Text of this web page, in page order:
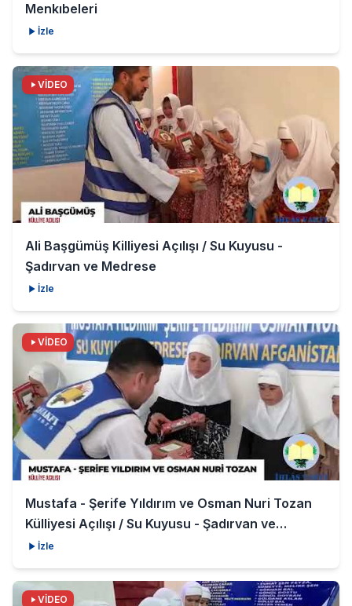
Menkıbeleri
İzle
VİDEO
Ali Başgümüş Killiyesi Açılışı / Su Kuyusu -
Şadırvan ve Medrese
İzle
VİDEO
Mustafa - Şerife Yıldırım ve Osman Nuri Tozan
Külliyesi Açılışı / Su Kuyusu - Şadırvan ve
Medrese
İzle
VİDEO